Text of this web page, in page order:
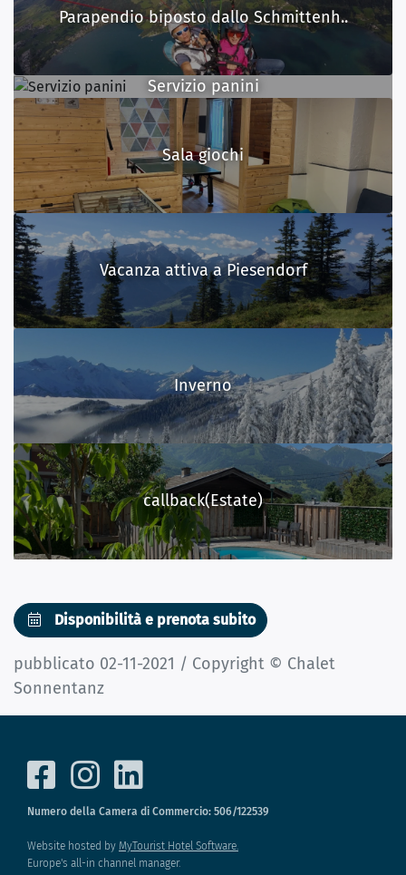
Sala giochi
Inverno
Parapendio biposto dallo Schmittenh..
callback(Estate)
Vacanza attiva a Piesendorf
Servizio panini
Disponibilità e prenota subito
pubblicato 02-11-2021 / Copyright © Chalet
Sonnentanz
Numero della Camera di Commercio: 506/122539
Website hosted by MyTourist Hotel Software.
Europe's all-in channel manager.